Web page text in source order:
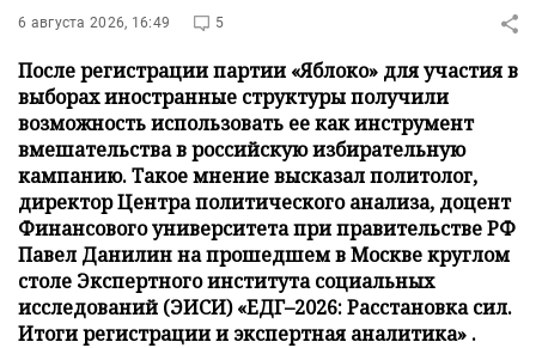
6 августа 2026, 16:49 5
После регистрации партии «Яблоко» для участия в
выборах иностранные структуры получили
возможность использовать ее как инструмент
вмешательства в российскую избирательную
кампанию. Такое мнение высказал политолог,
директор Центра политического анализа, доцент
Финансового университета при правительстве РФ
Павел Данилин на прошедшем в Москве круглом
столе Экспертного института социальных
исследований (ЭИСИ) «ЕДГ–2026: Расстановка сил.
Итоги регистрации и экспертная аналитика» .